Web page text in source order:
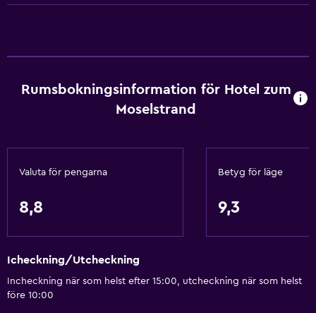
Värme
Tillgänglighet och lämplighet
tillkomma.
Hiss
Rumsbokningsinformation för Hotel zum
Moselstrand
Valuta för pengarna
8,8
Betyg för läge
9,3
Icheckning/Utcheckning
Incheckning när som helst efter 15:00, utcheckning när som helst
före 10:00